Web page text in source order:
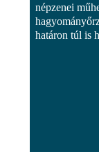
népzenei
határon túl is